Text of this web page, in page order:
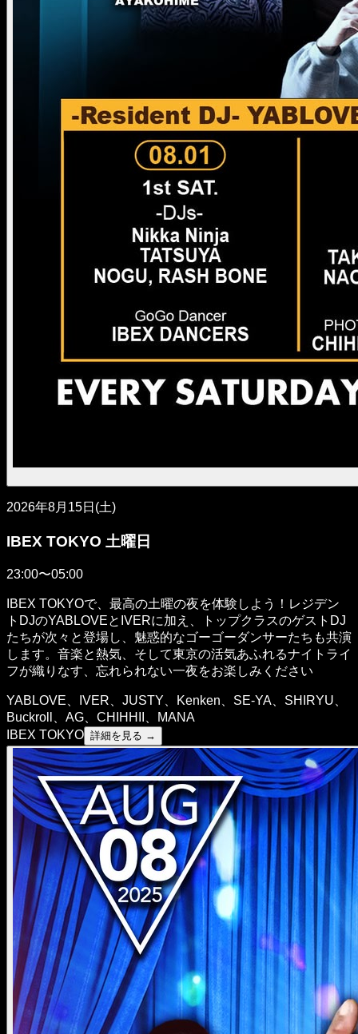
2026年8月15日(土)
IBEX TOKYO 土曜日
23:00〜05:00
IBEX TOKYOで、最高の土曜の夜を体験しよう！レジデン
トDJのYABLOVEとIVERに加え、トップクラスのゲストDJ
たちが次々と登場し、魅惑的なゴーゴーダンサーたちも共演
します。音楽と熱気、そして東京の活気あふれるナイトライ
フが織りなす、忘れられない一夜をお楽しみください
YABLOVE、IVER、JUSTY、Kenken、SE-YA、SHIRYU、
Buckroll、AG、CHIHHII、MANA
IBEX TOKYO 詳細を見る →